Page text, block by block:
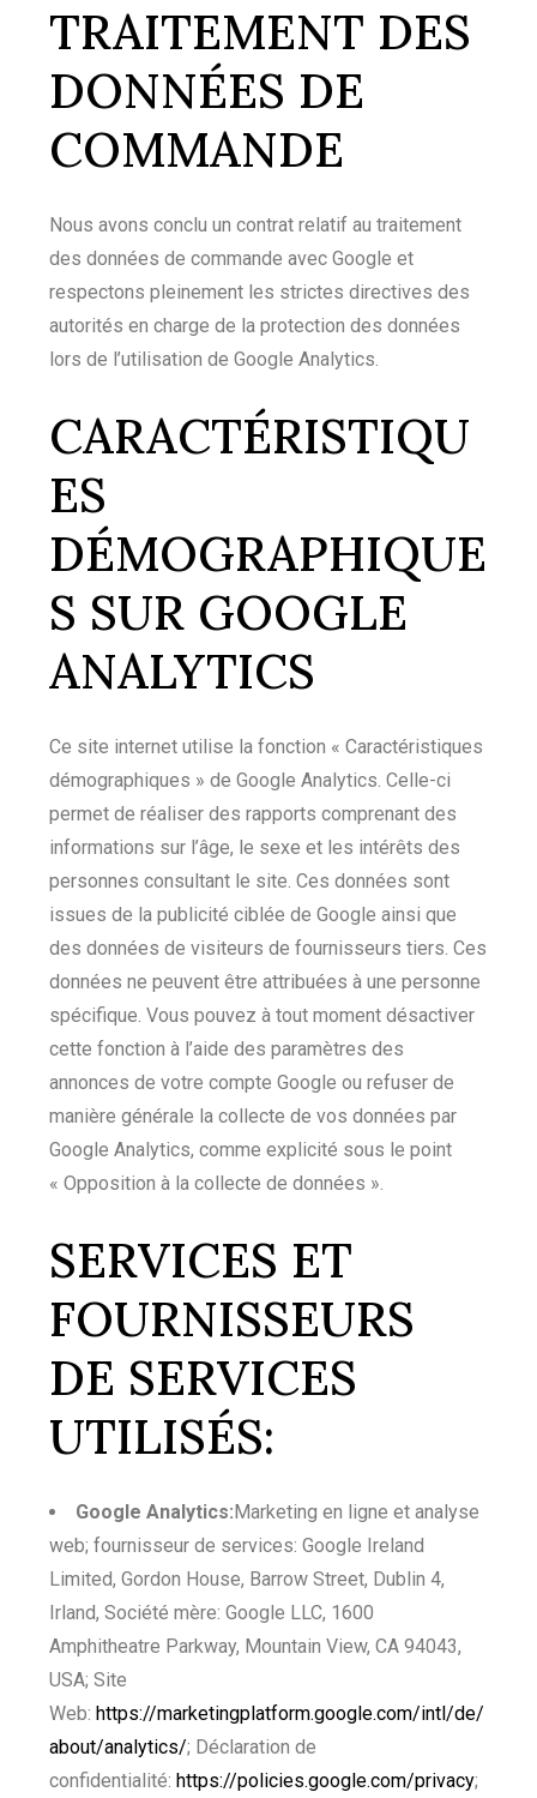
TRAITEMENT DES
DONNÉES DE
COMMANDE
Nous avons conclu un contrat relatif au traitement
des données de commande avec Google et
respectons pleinement les strictes directives des
autorités en charge de la protection des données
lors de l’utilisation de Google Analytics.
CARACTÉRISTIQU
ES
DÉMOGRAPHIQUE
S SUR GOOGLE
ANALYTICS
Ce site internet utilise la fonction « Caractéristiques
démographiques » de Google Analytics. Celle-ci
permet de réaliser des rapports comprenant des
informations sur l’âge, le sexe et les intérêts des
personnes consultant le site. Ces données sont
issues de la publicité ciblée de Google ainsi que
des données de visiteurs de fournisseurs tiers. Ces
données ne peuvent être attribuées à une personne
spécifique. Vous pouvez à tout moment désactiver
cette fonction à l’aide des paramètres des
annonces de votre compte Google ou refuser de
manière générale la collecte de vos données par
Google Analytics, comme explicité sous le point
« Opposition à la collecte de données ».
SERVICES ET
FOURNISSEURS
DE SERVICES
UTILISÉS:
Google Analytics:Marketing en ligne et analyse
web; fournisseur de services: Google Ireland
Limited, Gordon House, Barrow Street, Dublin 4,
Irland, Société mère: Google LLC, 1600
Amphitheatre Parkway, Mountain View, CA 94043,
USA; Site
Web:https://marketingplatform.google.com/intl/de/
about/analytics/; Déclaration de
confidentialité:https://policies.google.com/privacy;